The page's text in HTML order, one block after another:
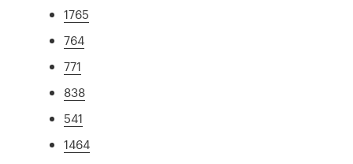
1765
764
771
838
541
1464